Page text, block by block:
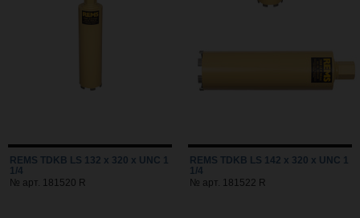
REMS TDKB LS 132 x 320 x UNC 1
1/4
№ арт. 181520 R
REMS TDKB LS 142 x 320 x UNC 1
1/4
№ арт. 181522 R